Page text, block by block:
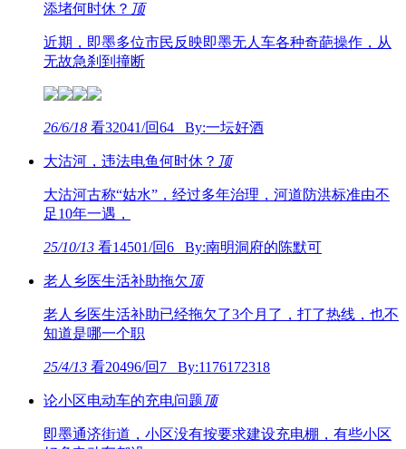
添堵何时休？ 顶
近期，即墨多位市民反映即墨无人车各种奇葩操作，从
无故急刹到撞断
26/6/18 看32041/回64 By:一坛好酒
大沽河，违法电鱼何时休？ 顶
大沽河古称“姑水”，经过多年治理，河道防洪标准由不
足10年一遇，
25/10/13 看14501/回6 By:南明洞府的陈默可
老人乡医生活补助拖欠 顶
老人乡医生活补助已经拖欠了3个月了，打了热线，也不
知道是哪一个职
25/4/13 看20496/回7 By:1176172318
论小区电动车的充电问题 顶
即墨通济街道，小区没有按要求建设充电棚，有些小区